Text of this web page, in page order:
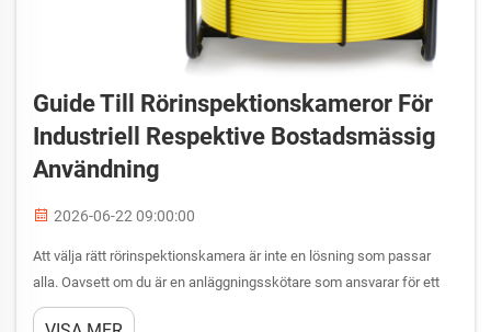
Guide Till Rörinspektionskameror För
Industriell Respektive Bostadsmässig
Användning
2026-06-22 09:00:00
Att välja rätt rörinspektionskamera är inte en lösning som passar
alla. Oavsett om du är en anläggningsskötare som ansvarar för ett
komplext industriellt avloppsnät eller en rörmokare som utför service